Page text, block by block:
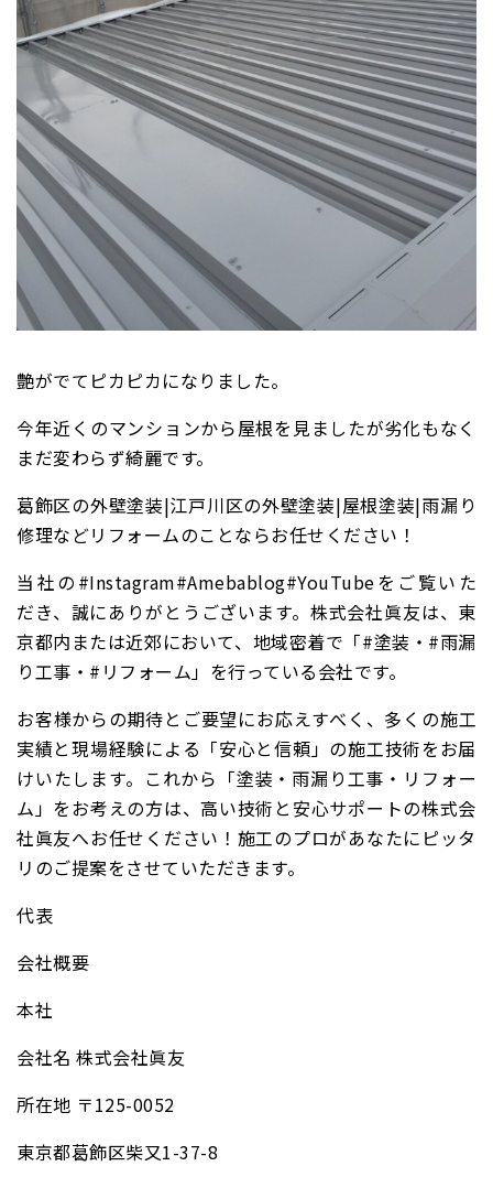
艶がでてピカピカになりました。
今年近くのマンションから屋根を見ましたが劣化もなく
まだ変わらず綺麗です。
葛飾区の外壁塗装|江戸川区の外壁塗装|屋根塗装|雨漏り
修理などリフォームのことならお任せください！
当社の#Instagram#Amebablog#YouTubeをご覧いた
だき、誠にありがとうございます。株式会社眞友は、東
京都内または近郊において、地域密着で「#塗装・#雨漏
り工事・#リフォーム」を行っている会社です。
お客様からの期待とご要望にお応えすべく、多くの施工
実績と現場経験による「安心と信頼」の施工技術をお届
けいたします。これから「塗装・雨漏り工事・リフォー
ム」をお考えの方は、高い技術と安心サポートの株式会
社眞友へお任せください！施工のプロがあなたにピッタ
リのご提案をさせていただきます。
代表
会社概要
本社
会社名 株式会社眞友
所在地 〒125-0052
東京都葛飾区柴又1-37-8